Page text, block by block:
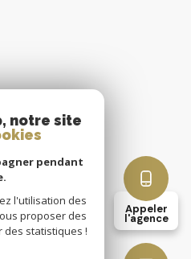
Appeler
l'agence
notre site
pendant
l'utilisation des
proposer des
statistiques !